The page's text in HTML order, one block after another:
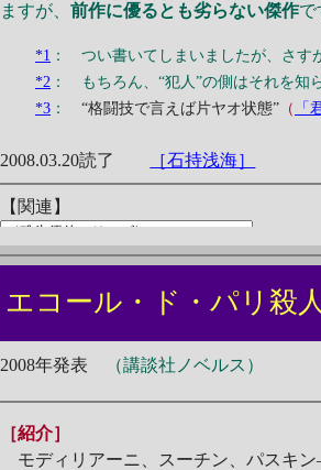
ますが、前作に優るとも劣らない傑作で
*1 ： つい書いてしまいましたが、さす
*2 ： もちろん、“犯人”の側はそれを知
*3 ：“格闘技で言えば片ヤオ状態” （ 「
2008.03.20読了 ［石持浅海］
エコール・ド・パリ殺
2008年発表 （講談社ノベルス）
［紹介］
モディリアーニ、スーチン、パスキ